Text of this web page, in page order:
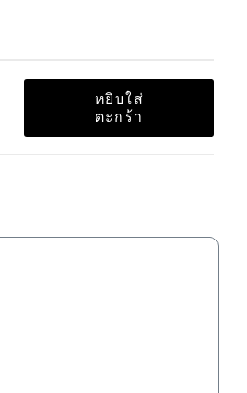
หยิบใส่
ตะกร้า